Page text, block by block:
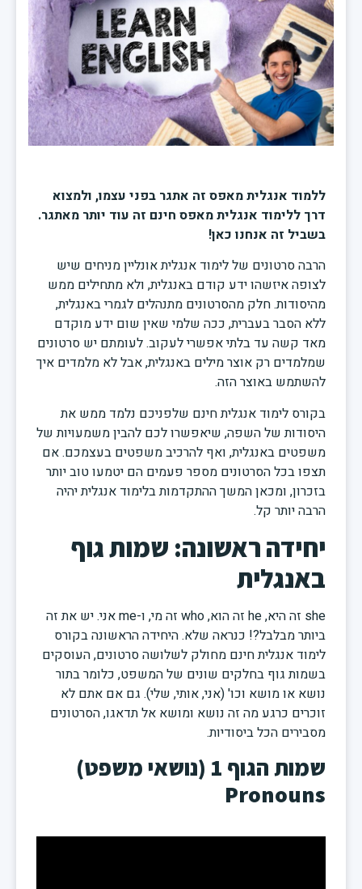
ללמוד אנגלית מאפס זה אתגר בפני עצמו, ולמצוא
דרך ללימוד אנגלית מאפס חינם זה עוד יותר מאתגר.
בשביל זה אנחנו כאן!
הרבה סרטונים של לימוד אנגלית אונליין מניחים שיש
לצופה איזשהו ידע קודם באנגלית, ולא מתחילים ממש
מהיסודות. חלק מהסרטונים מתנהלים לגמרי באנגלית,
ללא הסבר בעברית, ככה שלמי שאין שום ידע מוקדם
מאד קשה עד בלתי אפשרי לעקוב. לעומתם יש סרטונים
שמלמדים רק אוצר מילים באנגלית, אבל לא מלמדים איך
להשתמש באוצר הזה.
בקורס לימוד אנגלית חינם שלפניכם נלמד ממש את
היסודות של השפה, שיאפשרו לכם להבין משמעויות של
משפטים באנגלית, ואף להרכיב משפטים בעצמכם. אם
תצפו בכל הסרטונים מספר פעמים הם יטמעו טוב יותר
בזכרון, ומכאן המשך ההתקדמות בלימוד אנגלית יהיה
הרבה יותר קל.
יחידה ראשונה: שמות גוף
באנגלית
she זה היא, he זה הוא, who זה מי, ו-me אני. יש את זה
ביותר מבלבל?! כנראה שלא. היחידה הראשונה בקורס
לימוד אנגלית חינם מחולק לשלושה סרטונים, העוסקים
בשמות גוף בחלקים שונים של המשפט, כלומר בתור
נושא או מושא וכו' (אני, אותי, שלי). גם אם אתם לא
זוכרים כרגע מה זה נושא ומושא אל תדאגו, הסרטונים
מסבירים הכל ביסודיות.
שמות הגוף 1 (נושאי משפט)
Pronouns